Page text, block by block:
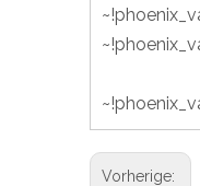
Vorherige: